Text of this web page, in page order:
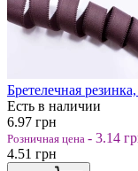
Бретелечная
Есть в наличии
6.97 грн
Розничная цена - 3.14
4.51 грн